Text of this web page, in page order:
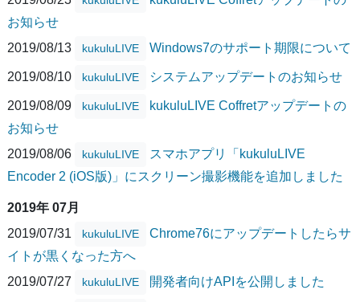
お知らせ
2019/08/13
kukuluLIVE Windows7のサポート期限について
2019/08/10 kukuluLIVE システムアップデートのお知らせ
2019/08/09 kukuluLIVE
kukuluLIVE Coffretアップデートの
お知らせ
2019/08/06
kukuluLIVE
スマホアプリ「kukuluLIVE
Encoder 2 (iOS版)」にスクリーン撮影機能を追加しました
2019年 07月
2019/07/31
kukuluLIVE
Chrome76にアップデートしたらサ
イトが黒くなった方へ
2019/07/27
kukuluLIVE 開発者向けAPIを公開しました